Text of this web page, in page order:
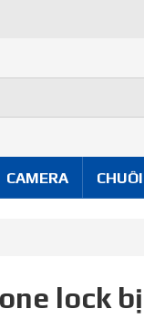
CAMERA
lock